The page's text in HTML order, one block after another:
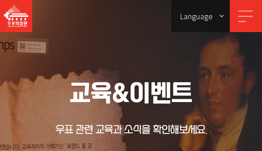
Language
교육&이벤트
우표 관련 교육과 소식을 확인해보세요.